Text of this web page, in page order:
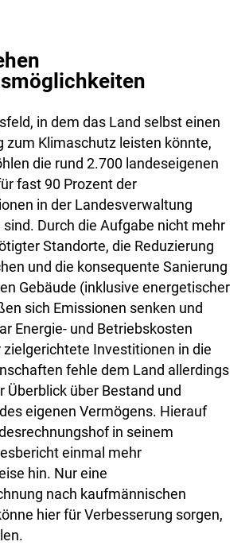
in dem das Land selbst einen
zum Klimaschutz leisten könnte,
die rund 2.700 landeseigenen
fast 90 Prozent der
in der Landesverwaltung
Durch die Aufgabe nicht mehr
Standorte, die Reduzierung
und die konsequente Sanierung
Gebäude (inklusive energetischer
sich Emissionen senken und
Energie- und Betriebskosten
zielgerichtete Investitionen in die
fehle dem Land allerdings
Überblick über Bestand und
eigenen Vermögens. Hierauf
in seinem
einmal mehr
hin. Nur eine
nach kaufmännischen
hier für Verbesserung sorgen,